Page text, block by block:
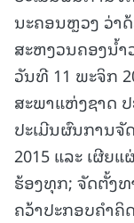
ນະຄອນຫຼວງ ວ່າ
ສະຫງວນຄອງນໍ້າ
ວັນທີ 11 ພະຈິກ
ສະພາແຫ່ງຊາດ
ປະເມີນຜົນການ
2015 ແລະ ເຜີຍ
ຮ້ອງທຸກ; ຈັດຕັ້ງ
ຄວ້າປະກອບຄໍາ